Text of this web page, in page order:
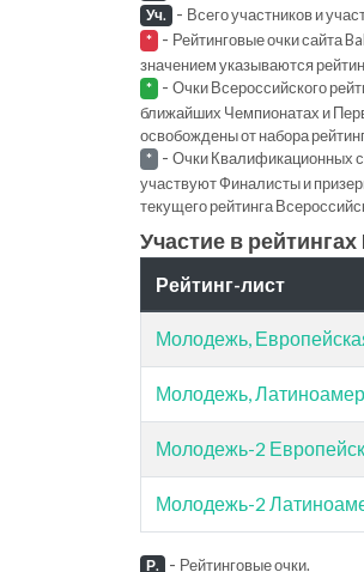
Уч. - Всего участников и
* - Рейтинговые очки сайта
значением указываются
* - Очки Всероссийского
ближайших Чемпионатах и
освобождены от набора
* - Очки Квалификационных
участвуют Финалисты и
текущего рейтинга
Участие в
Рейтинг-лист
Молодежь,
Молодежь,
Молодежь-2
Молодежь-2
Р. - Рейтинговые очки.